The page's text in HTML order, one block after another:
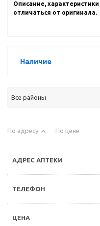
Описание,
отличаться от оригинала.
Наличие
Все районы
По адресу По цене